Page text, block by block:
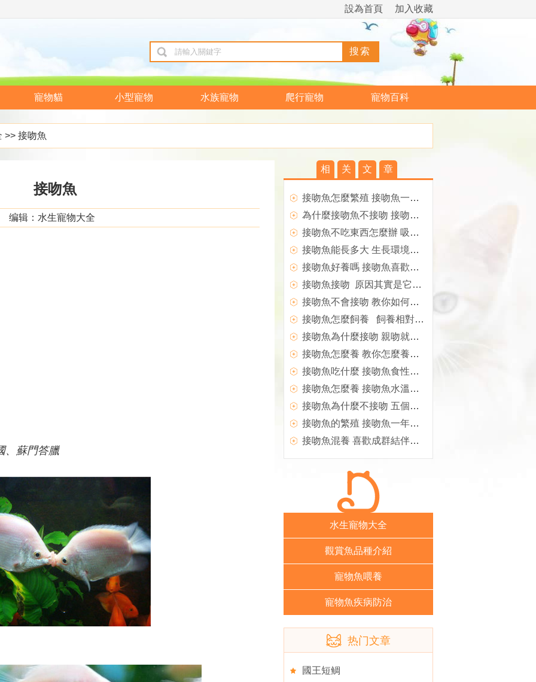
加入收藏
設為首頁
寵物貓 小型寵物 水族寵物 爬行寵物 寵物百科
>> 接吻魚
接吻魚
编辑：水生寵物大全
、蘇門答臘
相 关 文 章
接吻魚怎麼繁殖 接吻魚一年可繁殖多次
為什麼接吻魚不接吻 接吻魚不適合群養
接吻魚不吃東西怎麼辦 吸吮缸壁填飽肚子
接吻魚能長多大 生長環境也會影響體長
接吻魚好養嗎 接吻魚喜歡新鮮的老水
接吻魚接吻 原因其實是它們在互相打架
接吻魚不會接吻 教你如何使接吻魚去接吻
接吻魚怎麼飼養 飼養相對來說比較簡單
接吻魚為什麼接吻 親吻就是彼此戰斗的方式
接吻魚怎麼養 教你怎麼養接吻魚
接吻魚吃什麼 接吻魚食性雜且不擇食
接吻魚怎麼養 接吻魚水溫必須要嚴格的控制
接吻魚為什麼不接吻 五個原因會出現不接吻
接吻魚的繁殖 接吻魚一年可繁殖多次
接吻魚混養 喜歡成群結伴在各個水層活動
水生寵物大全
觀賞魚品種介紹
寵物魚喂養
寵物魚疾病防治
热门文章
國王短鲷